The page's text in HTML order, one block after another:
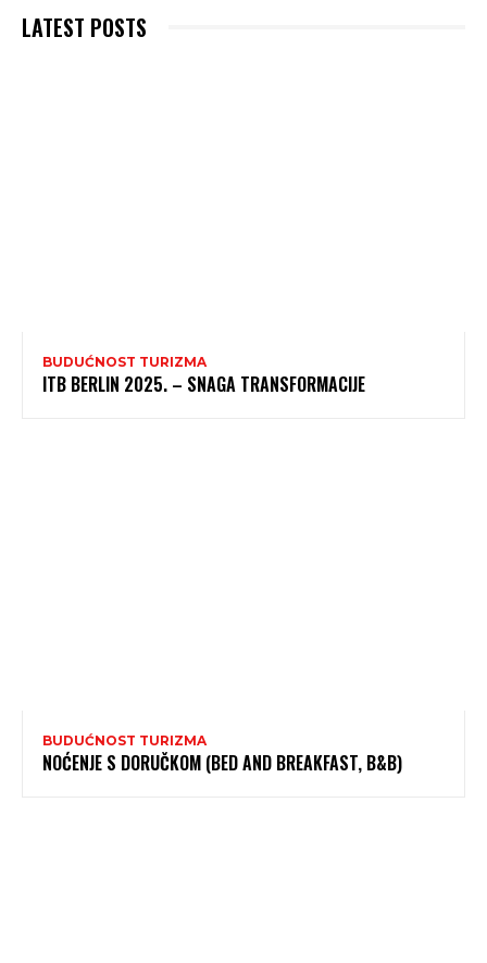
LATEST POSTS
BUDUĆNOST TURIZMA
ITB BERLIN 2025. – SNAGA TRANSFORMACIJE
BUDUĆNOST TURIZMA
NOĆENJE S DORUČKOM (BED AND BREAKFAST, B&B)